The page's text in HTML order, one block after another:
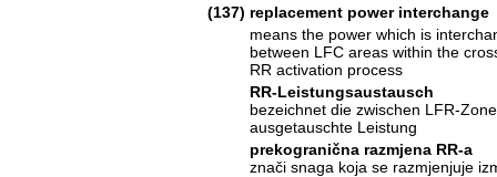
(137) replacement power interchange
means the power which is
between LFC areas within the
RR activation process
RR-Leistungsaustausch
bezeichnet die zwischen LFR-
ausgetauschte Leistung
prekogranična razmjena RR-a
znači snaga koja se razmjenjuje